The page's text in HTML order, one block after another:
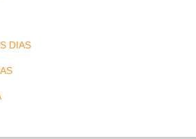
DIAS